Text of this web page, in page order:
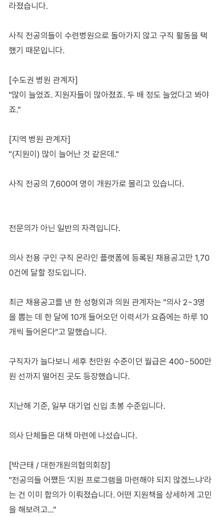
라졌습니다.
사직 전공의들이 수련병원으로 돌아가지 않고 구직 활동을 택
했기 때문입니다.
[수도권 병원 관계자]
"많이 늘었죠. 지원자들이 많아졌죠. 두 배 정도 늘었다고 봐야
죠."
[지역 병원 관계자]
"(지원이) 많이 늘어난 것 같은데."
사직 전공의 7,600여 명이 개원가로 몰리고 있습니다.
전문의가 아닌 일반의 자격입니다.
의사 전용 구인 구직 온라인 플랫폼에 등록된 채용공고만 1,70
0건에 달할 정도입니다.
최근 채용공고를 낸 한 성형외과 의원 관계자는 "의사 2~3명
을 뽑는 데 한 달에 10개 들어오던 이력서가 요즘에는 하루 10
개씩 들어온다"고 말했습니다.
구직자가 늘다보니 세후 천만원 수준이던 월급은 400~500만
원 선까지 떨어진 곳도 등장했습니다.
지난해 기준, 일부 대기업 신입 초봉 수준입니다.
의사 단체들은 대책 마련에 나섰습니다.
[박근태 / 대한개원의협의회장]
"전공의들 어쨌든 '지원 프로그램을 마련해야 되지 않겠느냐'라
는 건 이미 합의가 이뤄졌습니다. 어떤 지원책을 상세하게 고민
을 해보려고…"